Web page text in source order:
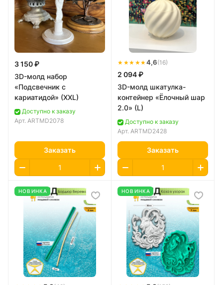
3 150 ₽
3D-молд набор
«Подсвечник с
кариатидой» (XXL)
Доступно к заказу
Арт. ARTMD2078
Заказать
★★★★★4,6(16)
2 094 ₽
3D-молд шкатулка-
контейнер «Ёлочный шар
2.0» (L)
Доступно к заказу
Арт. ARTMD2428
Заказать
НОВИНКА НОВИНКА